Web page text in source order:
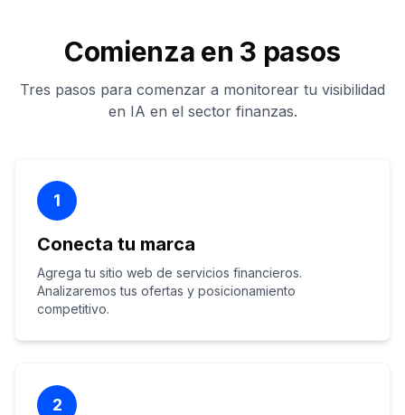
Comienza en 3 pasos
Tres pasos para comenzar a monitorear tu visibilidad
en IA en el sector finanzas.
1
Conecta tu marca
Agrega tu sitio web de servicios financieros.
Analizaremos tus ofertas y posicionamiento
competitivo.
2